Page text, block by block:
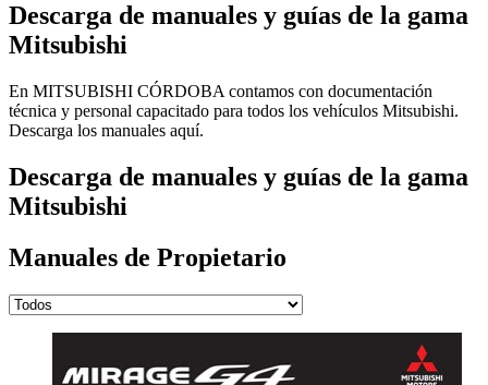
Descarga de manuales y guías de la gama
Mitsubishi
En MITSUBISHI CÓRDOBA contamos con documentación
técnica y personal capacitado para todos los vehículos Mitsubishi.
Descarga los manuales aquí.
Descarga de manuales y guías de la gama
Mitsubishi
Manuales de Propietario